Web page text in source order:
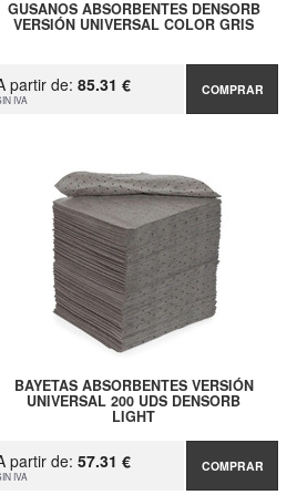
GUSANOS ABSORBENTES DENSORB
VERSIÓN UNIVERSAL COLOR GRIS
partir de: 85.31 €
IVA
COMPRAR
BAYETAS ABSORBENTES VERSIÓN
UNIVERSAL 200 UDS DENSORB
LIGHT
partir de: 57.31 €
IVA
COMPRAR